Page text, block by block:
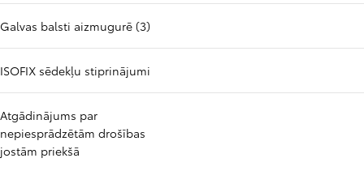
Galvas balsti aizmugurē (3)
ISOFIX sēdekļu stiprinājumi
Atgādinājums par
nepiesprādzētām drošības
jostām priekšā